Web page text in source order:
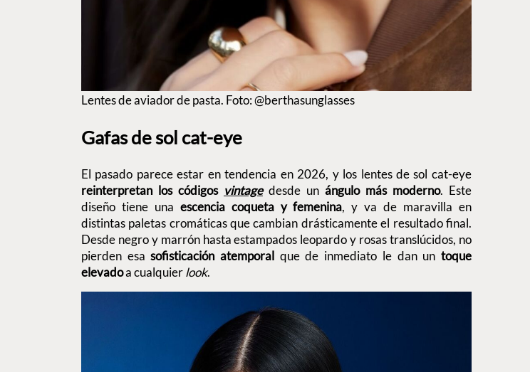
Lentes de aviador de pasta. Foto: @berthasunglasses
Gafas de sol cat-eye
El pasado parece estar en tendencia en 2026, y los lentes de sol cat-eye
reinterpretan los códigos vintagedesde un ángulo más moderno. Este
diseño tiene una escencia coqueta y femenina, y va de maravilla en
distintas paletas cromáticas que cambian drásticamente el resultado final.
Desde negro y marrón hasta estampados leopardo y rosas translúcidos, no
pierden esasofisticación atemporal que de inmediato le dan un toque
elevadoa cualquierlook.